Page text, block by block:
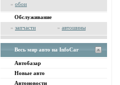
» обои
Обслуживание
» запчасти » автошины
Весь мир авто на InfoCar
Автобазар
Новые авто
Автоновости